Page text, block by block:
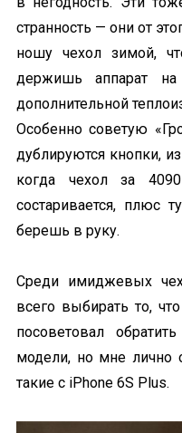
странность — они от
ношу чехол зимой,
держишь аппарат
дополнительной
Особенно советую
дублируются кнопки,
когда чехол за
состаривается, плюс
берешь в руку.
Среди имиджевых
всего выбирать то,
посоветовал
модели, но мне лично
такие с iPhone 6S Plus.